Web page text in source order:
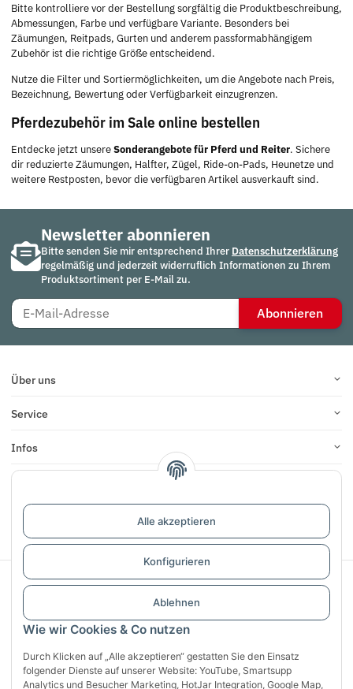
Wie wir Cookies & Co nutzen
Durch Klicken auf „Alle akzeptieren“ gestatten Sie den Einsatz
folgender Dienste auf unserer Website: YouTube, Smartsupp
Analytics und Besucher Marketing, HotJar Integration, Google Map,
Alle akzeptieren
Konfigurieren
Ablehnen
Bitte kontrolliere vor der Bestellung sorgfältig die Produktbeschreibung,
Abmessungen, Farbe und verfügbare Variante. Besonders bei
Zäumungen, Reitpads, Gurten und anderem passformabhängigem
Zubehör ist die richtige Größe entscheidend.
Nutze die Filter und Sortiermöglichkeiten, um die Angebote nach Preis,
Bezeichnung, Bewertung oder Verfügbarkeit einzugrenzen.
Pferdezubehör im Sale online bestellen
Entdecke jetzt unsereSonderangebote für Pferd und Reiter. Sichere
dir reduzierte Zäumungen, Halfter, Zügel, Ride-on-Pads, Heunetze und
weitere Restposten, bevor die verfügbaren Artikel ausverkauft sind.
Newsletter abonnieren
Bitte senden Sie mir entsprechend Ihrer Datenschutzerklärung
regelmäßig und jederzeit widerruflich Informationen zu Ihrem
Produktsortiment per E-Mail zu.
Abonnieren
Über uns
Service
Infos
Vertrag widerrufen
Sichere Zahlung mit: